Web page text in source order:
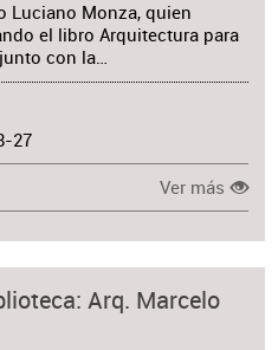
Luciano Monza, quien
el libro Arquitectura para
con la…
27
Ver más
Arq. Marcelo